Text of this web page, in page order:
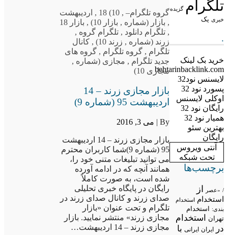
تلگرام گزیده
خبری یک
.
خرید بک لینک
behtarinbacklink.com
لایسنس نود32
پسورد نود 32
اوکلی لایسنس
رایگان نود 32
همیار نود 32
بهترین سئو
رایگان
آنتی ویروس
تحت شبکه
گروه تلگرام–
,
10) 18
, اردیبهشت
, بازار (شماره , بازار 10) , بازار 18
, تلگرام دانلود , تلگرام گروه ,
زرند (شماره , زرند 10) , کانال
تلگرام , گروه تلگرام , گروه های
جدید تلگرام , مجازی (شماره ,
مجازی 10)
بازار مجازی زرند – 14
اردیبهشت 95 (شماره 9)
By | می 3, 2016
بازار مجازی زرند – 14 اردیبهشت
95 (شماره 9)شما کاربران محترم
می توانید تبلیغات متنی خود را،
همانند آنچه که در ادامه آورده
شده است، به صورت کاملاً
رایگان در پایگاه خبری تحلیلی
صدای زرند و کانال صدای زرند در
تلگرام و تحت عنوان «بازار
مجازی زرند» منتشر نمایید. بازار
مجازی زرند – 14 اردیبهشت…
برچسب‌ها
/ «عصر از
استخدام استخدام
بندی: استخدام
تهران
استخدام
در
ایران ایرانی با